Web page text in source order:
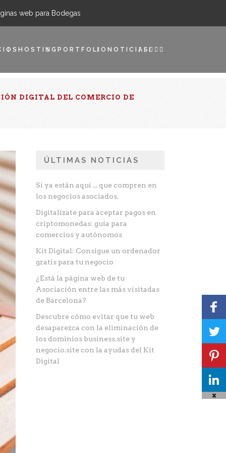
web para Bodegas
HOSTING PORTFOLIO NOTICIAS
DIGITAL DEL COMERCIO DE
ÚLTIMAS NOTICIAS
Si ya están aquí ... que compren en
los negocios asociados.
Digitalízate para aceptar pagos en
criptomonedas: guía para
comercios y autónomos
Kit Digital: Consigue un ordenador
gratis para tu negocio
¿Está la página web de tu
Asociación entre las más visitadas
de Barcelona?
Descubre cómo evitar que tu web
desaparezca con la eliminación de
los dominios business.site y
negocio.site con la ayudas del Kit
Digital
X